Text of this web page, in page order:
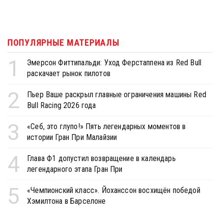
ПОПУЛЯРНЫЕ МАТЕРИАЛЫ
1
Эмерсон Фиттипальди: Уход Ферстаппена из Red Bull
раскачает рынок пилотов
2
Пьер Ваше раскрыл главные ограничения машины Red
Bull Racing 2026 года
3
«Себ, это глупо!» Пять легендарных моментов в
истории Гран При Малайзии
4
Глава Ф1 допустил возвращение в календарь
легендарного этапа Гран При
5
«Чемпионский класс». Йоханссон восхищён победой
Хэмилтона в Барселоне